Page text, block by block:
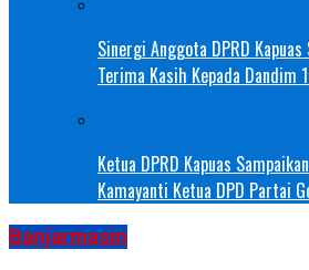
Sinergi Anggota DPRD
Terima Kasih Kepada Dandim
Ketua DPRD Kapuas
Kamayanti Ketua DPD Partai
Banjarmasin